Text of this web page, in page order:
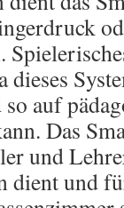
dieses
auf
Das
und
dient und